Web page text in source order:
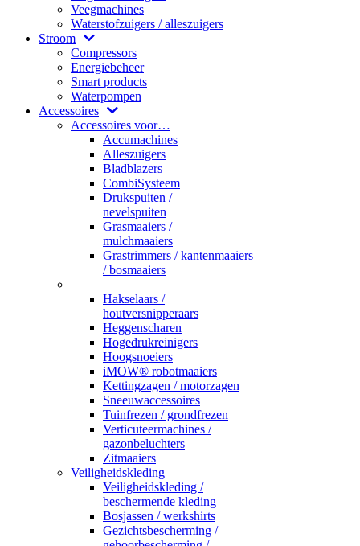
Veegmachines
Waterstofzuigers / alleszuigers
Stroom
Compressors
Energiebeheer
Smart products
Waterpompen
Accessoires
Accessoires voor…
Accumachines
Alleszuigers
Bladblazers
CombiSysteem
Drukspuiten /
nevelspuiten
Grasmaaiers /
mulchmaaiers
Grastrimmers / kantenmaaiers
/ bosmaaiers
Hakselaars /
houtversnipperaars
Heggenscharen
Hogedrukreinigers
Hoogsnoeiers
iMOW® robotmaaiers
Kettingzagen / motorzagen
Sneeuwaccessoires
Tuinfrezen / grondfrezen
Verticuteermachines /
gazonbeluchters
Zitmaaiers
Veiligheidskleding
Veiligheidskleding /
beschermende kleding
Bosjassen / werkshirts
Gezichtsbescherming /